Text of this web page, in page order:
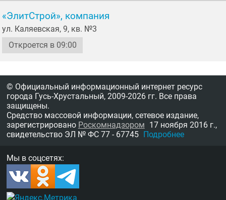
«ЭлитСтрой», компания
ул. Каляевская, 9, кв. №3
Откроется в 09:00
© Официальный информационный интернет ресурс
города Гусь-Хрустальный, 2009-2026 гг. Все права
защищены.
Средство массовой информации, сетевое издание,
зарегистрировано Роскомнадзором 17 ноября 2016 г.,
свидетельство ЭЛ № ФС 77 - 67745 Подробнее
Мы в соцсетях: